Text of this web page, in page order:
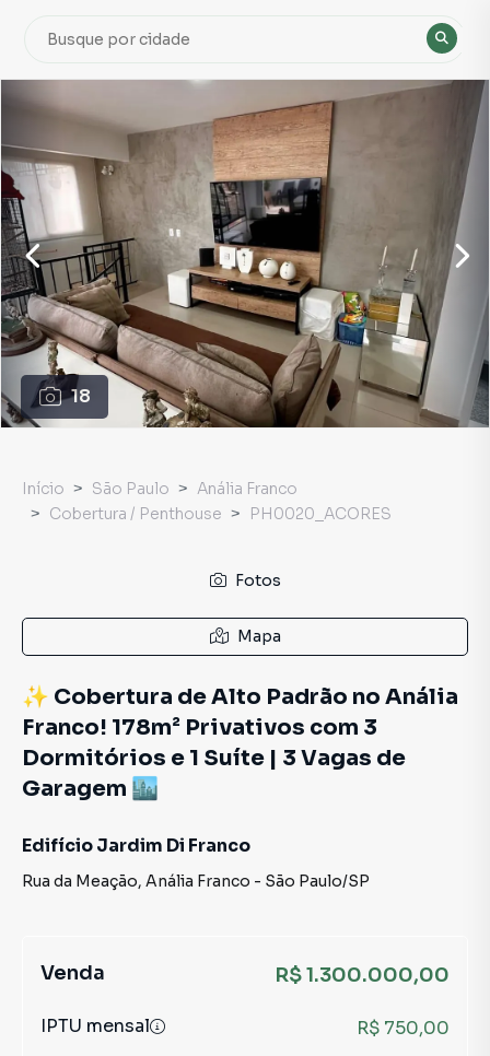
18
Início São Paulo
Anália Franco
Cobertura / Penthouse
PH0020_ACORES
Fotos
Mapa
✨ Cobertura de Alto Padrão no Anália
Franco! 178m² Privativos com 3
Dormitórios e 1 Suíte | 3 Vagas de
Garagem 🏙️
Edifício Jardim Di Franco
Rua da Meação, Anália Franco - São Paulo/SP
Venda R$ 1.300.000,00
IPTU mensal R$ 750,00